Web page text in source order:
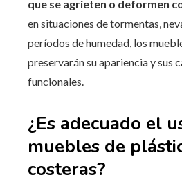
que se agrieten o deformen
en situaciones de tormentas,
períodos de humedad, los
preservarán su apariencia y sus
funcionales.
¿Es adecuado el
muebles de
costeras?